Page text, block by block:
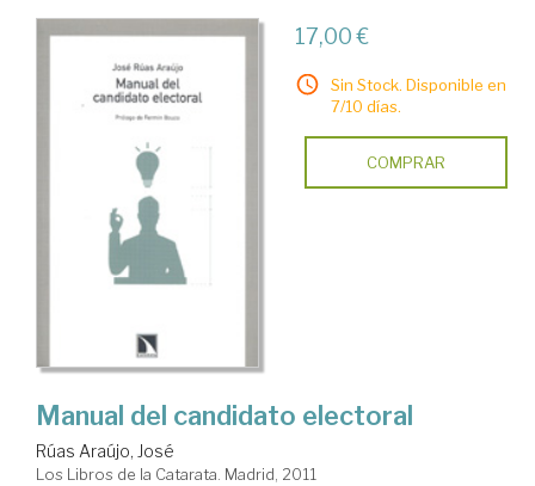
17,00 €
Sin Stock. Disponible en
7/10 días.
COMPRAR
Manual del candidato electoral
Rúas Araújo, José
Los Libros de la Catarata. Madrid, 2011